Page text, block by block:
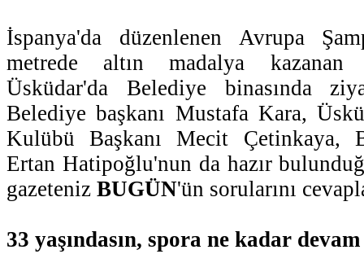
İspanya'da düzenlenen Avrupa
metrede altın madalya
Üsküdar'da Belediye binasında
Belediye başkanı Mustafa Kara,
Kulübü Başkanı Mecit Çetinkaya,
Ertan Hatipoğlu'nun da hazır
gazeteniz BUGÜN'ün sorularını
33 yaşındasın, spora ne kadar